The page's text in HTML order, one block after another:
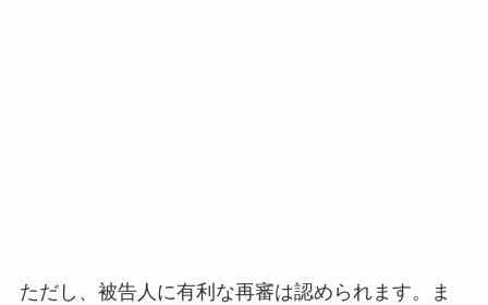
ただし、被告人に有利な再審は認められます。ま